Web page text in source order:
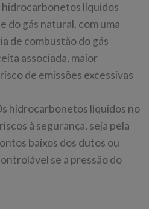
líquidos
do gás natural, com uma
de combustão do gás
associada, maior
de emissões excessivas
hidrocarbonetos líquidos no
à segurança, seja pela
baixos dos dutos ou
se a pressão do